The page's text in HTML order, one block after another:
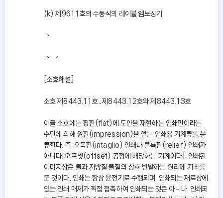
(k) 제9611호의 수동식의 레이블 엠보싱기
◦
◦ ◦
[소호해설]
소호 제8443.11호․제8443.12호와 제8443.13호
이들 소호에는 평판(flat)에 도안을 재현하는 인쇄판이라는
수단에 의해 원판(impression)을 얻는 인쇄용 기계류를 분
류한다. 즉, 오목판(intaglio) 인쇄나 볼록판(relief) 인쇄가
아니다[오프셋(offset) 공정에 해당하는 기계이다]. 인쇄된
이미지상은 물과 지방질 물질의 상호 반발하는 원리에 기초를
둔 것이다. 인쇄는 항상 윤전기로 수행되며, 인쇄되는 재료상에
있는 인쇄 매체가 직접 접촉하여 인쇄되는 것은 아니나, 인쇄되